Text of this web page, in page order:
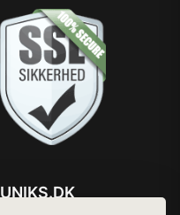
UNIKS.DK